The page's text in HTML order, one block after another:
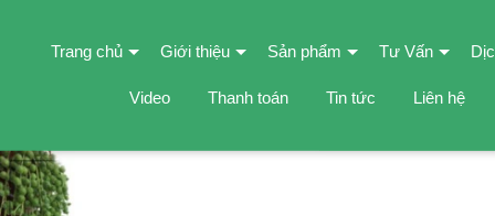
Trang chủ Giới thiệu Sản phẩm Tư Vấn
Video Thanh toán Tin tức Liên hệ